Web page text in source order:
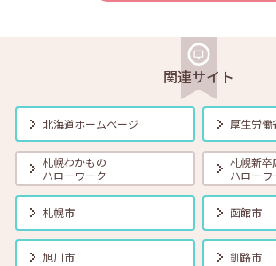
【オンライン】8月13日（木）就職活動のススメ方
2026年08月01日(土) セミナー 在職者 学生
【帯広・対面】8月17日（月）就勝塾 自己分析 ～自
動～ 14:00～14:40
2026年08月01日(土) セミナー 在職者 学生
【オンライン】8月18日（火） 転職前に知っておき
ップセミナー～新しい職場で無理なくキャッチアッ
ュニケーション術～ 14:00～14:45 定員40名
関連サイト
北海道ホームページ 厚生労働
札幌わかもの
ハローワーク
札幌新卒
ハローワ
札幌市 函館市
旭川市 釧路市